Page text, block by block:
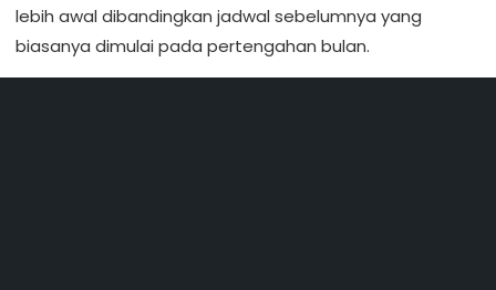
lebih awal dibandingkan jadwal sebelumnya yang
biasanya dimulai pada pertengahan bulan.